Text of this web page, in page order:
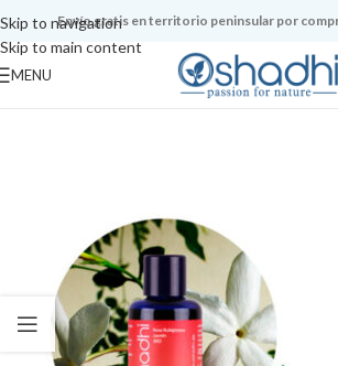
Skip to navigation
Skip to main content
Envío gratis en territorio peninsular por
MENU